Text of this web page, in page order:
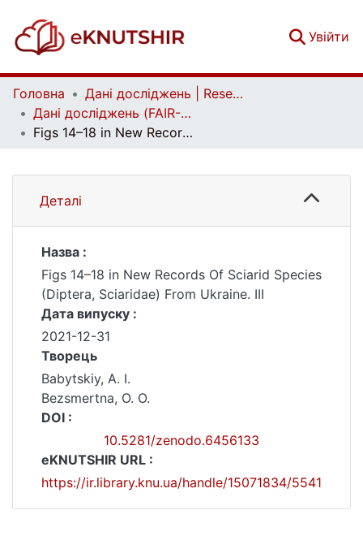
Увійти
Головна
Дані досліджень | Research data
Дані досліджень (FAIR-дані) | Research data (FAIR data)
Figs 14–18 in New Records Of Sciarid Species (Diptera, Sciaridae) From Ukraine. III
Деталі
Назва :
Figs 14–18 in New Records Of Sciarid Species
(Diptera, Sciaridae) From Ukraine. III
Дата випуску :
2021-12-31
Творець
Babytskiy, A. I.
Bezsmertna, O. O.
DOI :
10.5281/zenodo.6456133
eKNUTSHIR URL :
https://ir.library.knu.ua/handle/15071834/5541